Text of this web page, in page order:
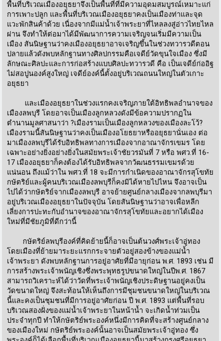
พื้นที่บริเวณเมืองอยุธยาจึงเป็นพื้นที่ที่มีความอุดมสมบูรณ์เหมาะแก่
การเพาะปลูก และพื้นที่บริเวณเมืองอยุธยาคงเป็นเมืองท่าและจุด
แวะพักสินค้าด้วย เนื่องจากมีแม่น้ำเจ้าพระยาที่ไหลลงสู่อ่าวไทยไหล
ผ่าน จึงทำให้ต่อมาได้มีพัฒนาการความเจริญจนเริ่มมีความเป็น
เมือง สันนิษฐานว่าคงเมืองอยุธยาอาจเจริญขึ้นในช่วงทวารวดีตอน
ปลายแล้วดังพบหลักฐานทางศิลปกรรมคือเจดีย์วัดขุนใจเมือง ซึ่งมี
ลักษณะศิลปะและการก่อสร้างแบบศิลปะทวารวดี คือ เป็นเจดีย์ก่ออิฐ
ไม่สอปูนองค์สูงใหญ่ เจดีย์องค์นี้ตั้งอยู่บริเวณถนนใหญ่ในตัวเกาะ
อยุธยา
และเมืองอยุธยาในช่วงแรกคงเจริญภายใต้อิทธิพลอำนาจของ
เมืองลพบุรี โดยอาจเป็นเมืองลูกหลวงดังมีข้อความปรากฏใน
ตำนานมูลศาสนาว่า ?เมืองรามเป็นเมืองลูกหลวงของเมืองละโว้?
เมืองรามนี้สันนิษฐานว่าคงเป็นเมืองอโยธยาหรืออยุธยานั่นเอง ต่อ
มาเมืองลพบุรีได้รับอิทธิพลทางการเมืองจากอาณาจักรเขมร โดย
เฉพาะอย่างยิ่งอย่างยิ่งในสมัยพระเจ้าชัยวรมันที่ 7 หรือ พศว.ที่ 16-
17 เมืองอยุธยาก็คงต้องได้รับอิทธิพลจากวัฒนธรรมเขมรด้วย
แน่นอน ถึงแม้ว่าใน พศว.ที่ 18 จะมีการกำเนิดของอาณาจักรสุโขทัย
กษัตริย์และผู้คนบริเวณเมืองลพบุรีก็คงมิได้หายไปไหน จึงอาจเป็น
ไปได้ว่ากษัตริย์จากเมืองลพบุรี อาจย้ายศูนย์กลางเมืองจากลพบุรีมา
อยู่บริเวณเมืองอยุธยาในปัจจุบัน โดยสันนิษฐานว่าอาจเพื่อหลีก
เลี่ยงการปะทะกับอำนาจของอาณาจักรสุโขทัยและอยากได้เมือง
ใหม่ที่มีชัยภูมิที่ดีกว่านี้
กษัตริย์ลพบุรีองค์ที่คิดย้ายนี้ก็อาจเป็นต้นวงศ์พระเจ้าอู่ทอง
โดยเมืองที่ย้ายมาระยะแรกกระจายตัวอยู่สองข้างของแม่น้ำ
เจ้าพระยา ดังพบหลักฐานการอยู่อาศัยที่มีอายุก่อน พ.ศ. 1893 เช่น มี
การสร้างพระเจ้าพนัญเชิงซึ่งพระพุทธรูปขนาดใหญ่ในปีพ.ศ. 1867
สามารถวิเคราะห์ได้ว่าวัดที่พระเจ้าพนัญเชิงประดิษฐานอยู่คงเป็น
วัดขนาดใหญ่ จึงสะท้อนให้เห็นถึงการมีชุมชนขนาดใหญ่ในบริเวณ
นี้และคงเป็นชุมชนที่มีการอยู่อาศัยก่อน ปี พ.ศ. 1893 แต่พื้นที่รอบ
บริเวณสองฝั่งของแม่น้ำเจ้าพระยาในหน้าน้ำ จะเกิดน้ำท่วมเป็น
ประจำทุกปี ทำให้กษัตริย์พระองค์หนึ่งมีการคิดที่จะสร้างศูนย์กลาง
ของเมืองใหม่ กษัตริย์พระองค์นั้นอาจเป็นสมัยพระเจ้าอู่ทอง ซึ่ง